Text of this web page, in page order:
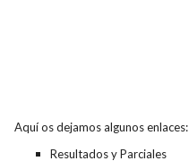
Aquí os dejamos algunos enlaces:
Resultados y Parciales